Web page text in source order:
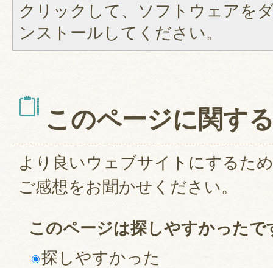
クリックして、ソフトウェアを
ンストールしてください。
このページに関す
より良いウェブサイトにするた
ご感想をお聞かせください。
このページは探しやすかったで
探しやすかった